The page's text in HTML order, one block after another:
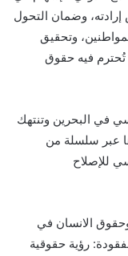
وضمان التحول
وتحقيق
فيه حقوق
في البحرين وتنتهك
عبر سلسلة من
للإصلاح
الانسان في
رؤية حقوقية